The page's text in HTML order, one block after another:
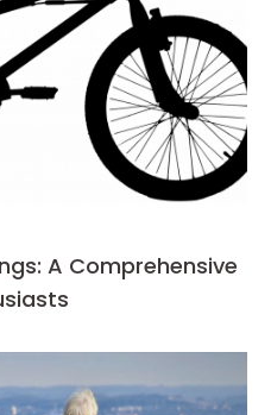
A Comprehensive